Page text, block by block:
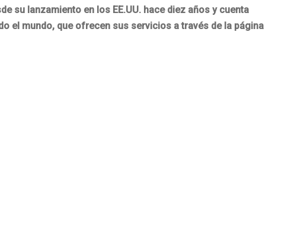
su lanzamiento en los EE.UU. hace diez años y cuenta
el mundo, que ofrecen sus servicios a través de la página